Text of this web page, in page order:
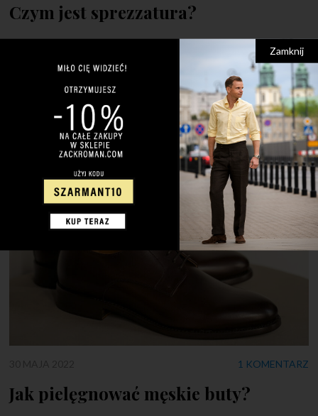
Czym jest sprezzatura?
Pozornie źle zawiązany krawat? Rozpięte mankiety? Czy to
błędy? Nie! To sprezzatura! Wiele osób często pyta mnie –
czym jest sprezzatura? Wyjaśnienie tego pojęcia jest
jednocześnie proste i skomplikowane. Jest to swego rodzaju
niedbalstwo i łamanie modowych reguł, ale co najważniejsze –
jest to świadome niedbalstwo, którego celem jest przede
wszystkim wyrażenie siebie. Rozpięcie koszuli […]
1 KOMENTARZ
Jak pielęgnować męskie buty?
Zamknij